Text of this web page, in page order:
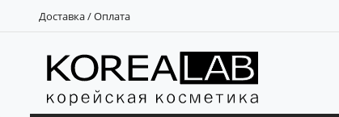
Доставка / Оплата